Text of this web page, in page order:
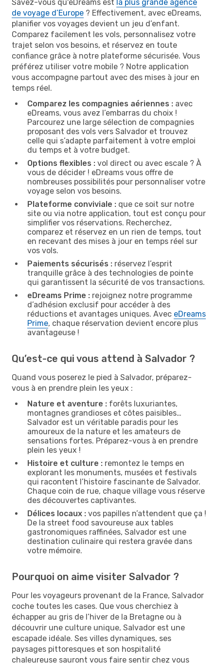
Savez-vous qu'eDreams est la plus grande agence
de voyage d’Europe ? Effectivement, avec eDreams,
planifier vos voyages devient un jeu d’enfant.
Comparez facilement les vols, personnalisez votre
trajet selon vos besoins, et réservez en toute
confiance grâce à notre plateforme sécurisée. Vous
préférez utiliser votre mobile ? Notre application
vous accompagne partout avec des mises à jour en
temps réel.
Comparez les compagnies aériennes : avec
eDreams, vous avez l’embarras du choix !
Parcourez une large sélection de compagnies
proposant des vols vers Salvador et trouvez
celle qui s’adapte parfaitement à votre emploi
du temps et à votre budget.
Options flexibles : vol direct ou avec escale ? À
vous de décider ! eDreams vous offre de
nombreuses possibilités pour personnaliser votre
voyage selon vos besoins.
Plateforme conviviale : que ce soit sur notre
site ou via notre application, tout est conçu pour
simplifier vos réservations. Recherchez,
comparez et réservez en un rien de temps, tout
en recevant des mises à jour en temps réel sur
vos vols.
Paiements sécurisés : réservez l’esprit
tranquille grâce à des technologies de pointe
qui garantissent la sécurité de vos transactions.
eDreams Prime : rejoignez notre programme
d’adhésion exclusif pour accéder à des
réductions et avantages uniques. Avec eDreams
Prime, chaque réservation devient encore plus
avantageuse !
Qu’est-ce qui vous attend à Salvador ?
Quand vous poserez le pied à Salvador, préparez-
vous à en prendre plein les yeux :
Nature et aventure : forêts luxuriantes,
montagnes grandioses et côtes paisibles…
Salvador est un véritable paradis pour les
amoureux de la nature et les amateurs de
sensations fortes. Préparez-vous à en prendre
plein les yeux !
Histoire et culture : remontez le temps en
explorant les monuments, musées et festivals
qui racontent l’histoire fascinante de Salvador.
Chaque coin de rue, chaque village vous réserve
des découvertes captivantes.
Délices locaux : vos papilles n’attendent que ça !
De la street food savoureuse aux tables
gastronomiques raffinées, Salvador est une
destination culinaire qui restera gravée dans
votre mémoire.
Pourquoi on aime visiter Salvador ?
Pour les voyageurs provenant de la France, Salvador
coche toutes les cases. Que vous cherchiez à
échapper au gris de l’hiver de la Bretagne ou à
découvrir une culture unique, Salvador est une
escapade idéale. Ses villes dynamiques, ses
paysages pittoresques et son hospitalité
chaleureuse sauront vous faire sentir chez vous